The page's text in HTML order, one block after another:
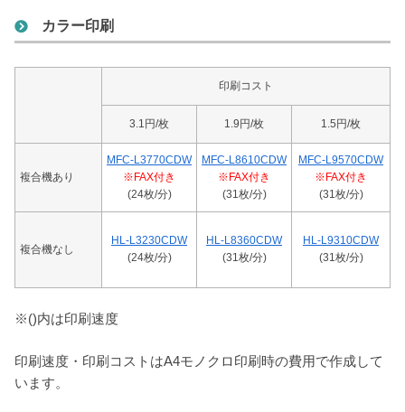
カラー印刷
印刷コスト
3.1円/枚 1.9円/枚 1.5円/枚
複合機あり
MFC-L3770CDW
※FAX付き
(24枚/分)
MFC-L8610CDW
※FAX付き
(31枚/分)
MFC-L9570CDW
※FAX付き
(31枚/分)
複合機なし
HL-L3230CDW
(24枚/分)
HL-L8360CDW
(31枚/分)
HL-L9310CDW
(31枚/分)
※()内は印刷速度
印刷速度・印刷コストはA4モノクロ印刷時の費用で作成して
います。